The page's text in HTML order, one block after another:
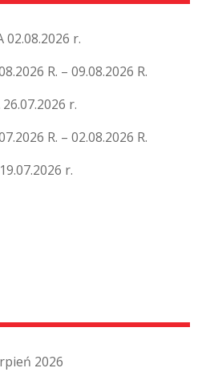
02.08.2026 r.
R. – 09.08.2026 R.
r.
R. – 02.08.2026 R.
r.
2026